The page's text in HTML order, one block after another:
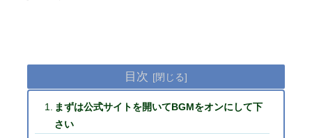
目次
まずは公式サイトを開いてBGMをオンにして下
さい